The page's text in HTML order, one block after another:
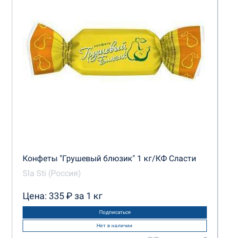
Конфеты "Грушевый блюзик" 1 кг/КФ Сласти
Sla Sti (Россия)
Цена: 335 ₽ за 1 кг
Подписаться
Нет в наличии